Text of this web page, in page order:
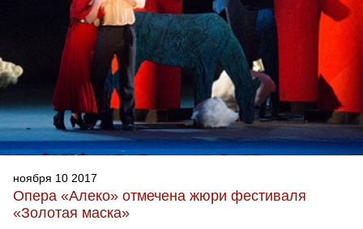
ноября 10 2017
Опера «Алеко» отмечена жюри фестиваля
«Золотая маска»